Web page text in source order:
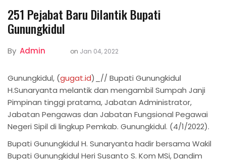
251 Pejabat Baru Dilantik Bupati
Gunungkidul
By Admin on Jan 04, 2022
Gunungkidul, (gugat.id)_// Bupati Gunungkidul
H.Sunaryanta melantik dan mengambil Sumpah Janji
Pimpinan tinggi pratama, Jabatan Administrator,
Jabatan Pengawas dan Jabatan Fungsional Pegawai
Negeri Sipil di lingkup Pemkab. Gunungkidul. (4/1/2022).
Bupati Gunungkidul H. Sunaryanta hadir bersama Wakil
Bupati Gunungkidul Heri Susanto S. Kom MSi, Dandim